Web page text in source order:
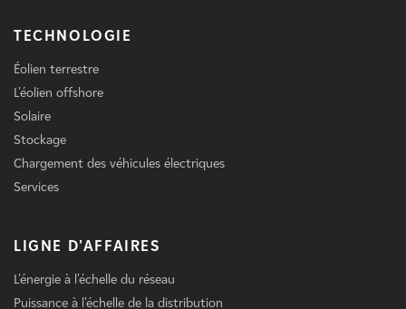
TECHNOLOGIE
Éolien terrestre
L'éolien offshore
Solaire
Stockage
Chargement des véhicules électriques
Services
LIGNE D'AFFAIRES
L'énergie à l'échelle du réseau
Puissance à l'échelle de la distribution